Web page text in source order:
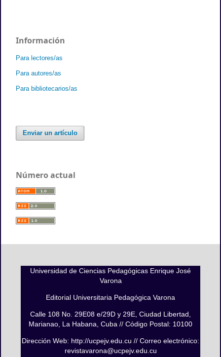
Información
Para lectores/as
Para autores/as
Para bibliotecarios/as
Enviar un artículo
Número actual
Universidad de Ciencias Pedagógicas Enrique José
Varona
Editorial Universitaria Pedagógica Varona
Calle 108 No. 29E08 e/29D y 29E, Ciudad Libertad,
Marianao, La Habana, Cuba // Código Postal: 10100
Dirección Web: http://ucpejv.edu.cu // Correo electrónico:
revistavarona@ucpejv.edu.cu